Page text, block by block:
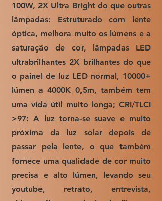
100W, 2X Ultra Bright do que outras
lâmpadas: Estruturado com lente
óptica, melhora muito os lúmens e a
saturação de cor, lâmpadas LED
ultrabrilhantes 2X brilhantes do que
o painel de luz LED normal, 10000+
lúmen a 4000K 0,5m, também tem
uma vida útil muito longa; CRI/TLCI
>97: A luz torna-se suave e muito
próxima da luz solar depois de
passar pela lente, o que também
fornece uma qualidade de cor muito
precisa e alto lúmen, levando seu
youtube, retrato, entrevista,